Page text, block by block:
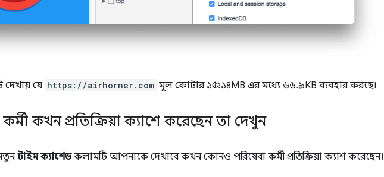
দেখায় যে https://airhorner.com মূল কোটার ১৫২১৪MB এর মধ্যে ৬৬.৯KB ব্যবহার করছে।
কখন প্রতিক্রিয়া ক্যাশে করেছেন তা দেখুন
টাইম ক্যাশেডকলামটি আপনাকে দেখাবে কখন কোনও পরিষেবা কর্মী প্রতিক্রিয়া ক্যাশ করেছেন।